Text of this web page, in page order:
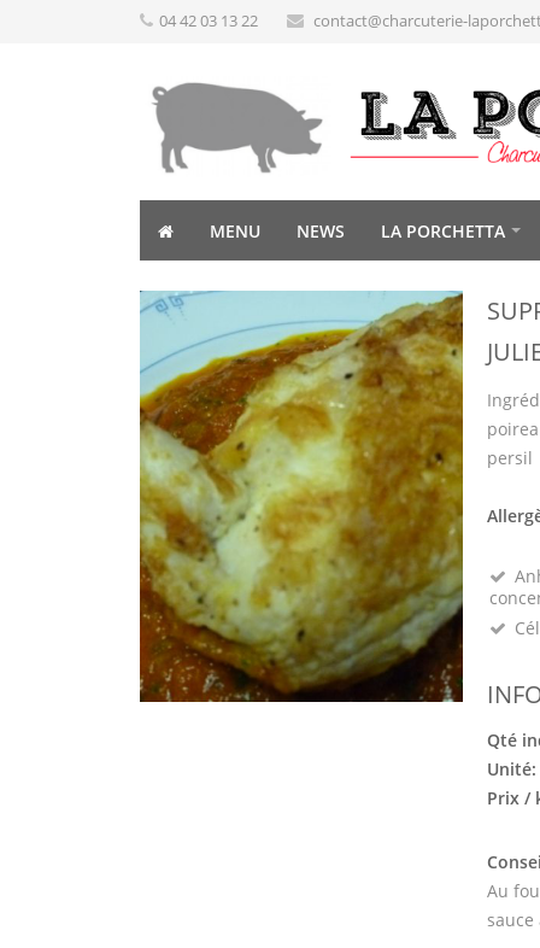
04 42 03 13 22 contact@charcuterie-
MENU NEWS LA PORCHETTA
persil
Qté
Unité:
Prix /
Au